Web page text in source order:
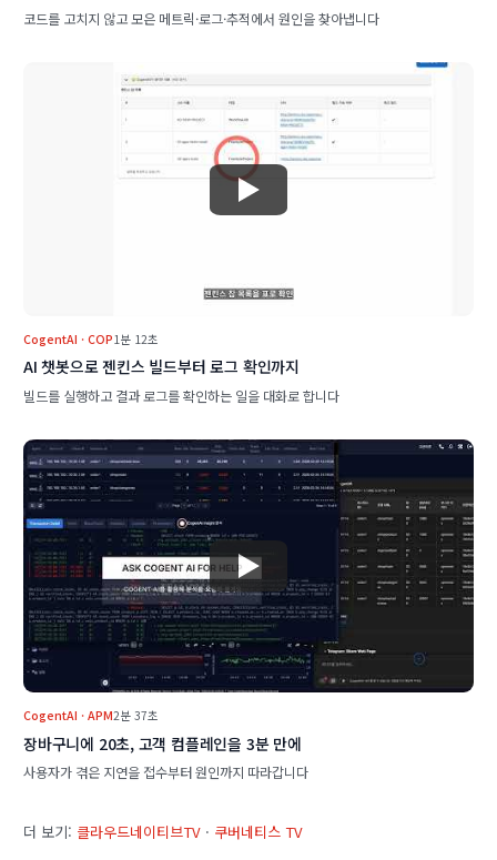
코드를 고치지 않고 모은 메트릭·로그·추적에서 원인을 찾아냅니다
CogentAI · COP1분 12초
AI 챗봇으로 젠킨스 빌드부터 로그 확인까지
빌드를 실행하고 결과 로그를 확인하는 일을 대화로 합니다
CogentAI · APM2분 37초
장바구니에 20초, 고객 컴플레인을 3분 만에
사용자가 겪은 지연을 접수부터 원인까지 따라갑니다
더 보기: 클라우드네이티브TV · 쿠버네티스 TV